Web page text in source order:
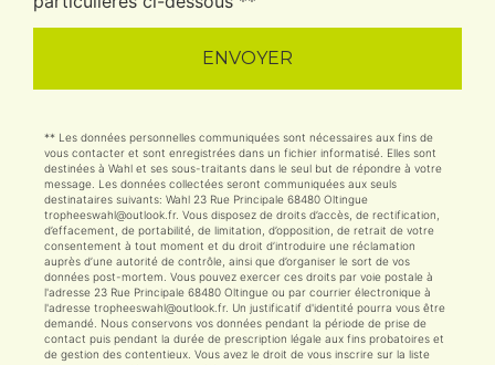
ENVOYER
** Les données personnelles communiquées sont nécessaires aux fins de
vous contacter et sont enregistrées dans un fichier informatisé. Elles sont
destinées à Wahl et ses sous-traitants dans le seul but de répondre à votre
message. Les données collectées seront communiquées aux seuls
destinataires suivants: Wahl 23 Rue Principale 68480 Oltingue
tropheeswahl@outlook.fr. Vous disposez de droits d’accès, de rectification,
d’effacement, de portabilité, de limitation, d’opposition, de retrait de votre
consentement à tout moment et du droit d’introduire une réclamation
auprès d’une autorité de contrôle, ainsi que d’organiser le sort de vos
données post-mortem. Vous pouvez exercer ces droits par voie postale à
l'adresse 23 Rue Principale 68480 Oltingue ou par courrier électronique à
l'adresse tropheeswahl@outlook.fr. Un justificatif d'identité pourra vous être
demandé. Nous conservons vos données pendant la période de prise de
contact puis pendant la durée de prescription légale aux fins probatoires et
de gestion des contentieux. Vous avez le droit de vous inscrire sur la liste